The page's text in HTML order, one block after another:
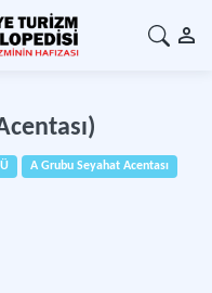
A Grubu Seyahat Acentası